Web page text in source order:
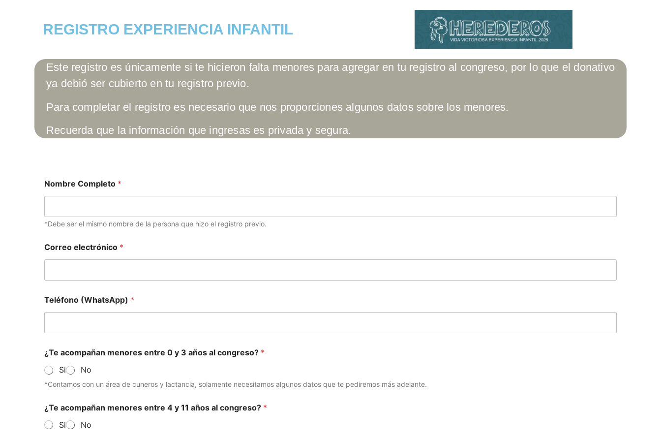
REGISTRO EXPERIENCIA INFANTIL
Este registro es únicamente si te hicieron falta menores para agregar en tu registro al congreso, por lo que el donativo
ya debió ser cubierto en tu registro previo.
Para completar el registro es necesario que nos proporciones algunos datos sobre los menores.
Recuerda que la información que ingresas es privada y segura.
p
a
r
e
ñ
o
s
Nombre Completo *
*Debe ser el mismo nombre de la persona que hizo el registro previo.
Correo electrónico *
Teléfono (WhatsApp) *
¿Te acompañan menores entre 0 y 3 años al congreso? *
Si
No
*Contamos con un área de cuneros y lactancia, solamente necesitamos algunos datos que te pediremos más adelante.
¿Te acompañan menores entre 4 y 11 años al congreso? *
Si
No